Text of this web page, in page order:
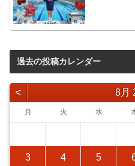
過去の投稿カレンダー
< 8月
月 火 水
3 4 5